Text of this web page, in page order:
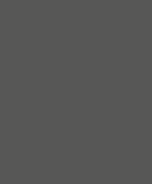
por exemplo, em
dificultando a
improbidade.
contrário a alguns
de Justiça sobre
a inclusão do valor
de bens – Tema
esses pontos sejam